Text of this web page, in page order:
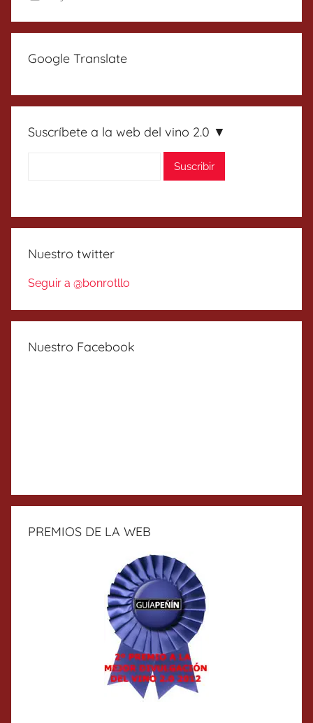
Google Translate
Suscríbete a la web del vino 2.0 ▼
Nuestro twitter
Seguir a @bonrotllo
Nuestro Facebook
PREMIOS DE LA WEB